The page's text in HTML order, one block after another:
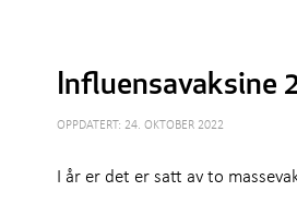
Influensavaksine
OPPDATERT: 24. OKTOBER 2022
I år er det er satt av to